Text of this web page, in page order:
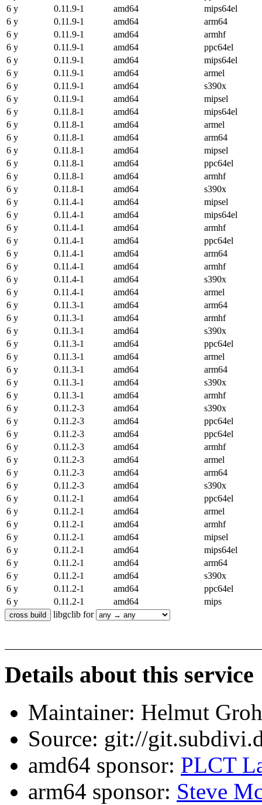
6 y
0.11.9-1 amd64
mips64el
6 y
0.11.9-1 amd64
arm64
6 y
0.11.9-1 amd64
armhf
6 y
0.11.9-1 amd64
ppc64el
6 y
0.11.9-1 amd64
mips64el
6 y
0.11.9-1 amd64
armel
6 y
0.11.9-1 amd64
s390x
6 y
0.11.9-1 amd64
mipsel
6 y
0.11.8-1 amd64
mips64el
6 y
0.11.8-1 amd64
armel
6 y
0.11.8-1 amd64
arm64
6 y
0.11.8-1 amd64
mipsel
6 y
0.11.8-1 amd64
ppc64el
6 y
0.11.8-1 amd64
armhf
6 y
0.11.8-1 amd64
s390x
6 y
0.11.4-1 amd64
mipsel
6 y
0.11.4-1 amd64
mips64el
6 y
0.11.4-1 amd64
armhf
6 y
0.11.4-1 amd64
ppc64el
6 y
0.11.4-1 amd64
arm64
6 y
0.11.4-1 amd64
armhf
6 y
0.11.4-1 amd64
s390x
6 y
0.11.4-1 amd64
armel
6 y
0.11.3-1 amd64
arm64
6 y
0.11.3-1 amd64
armhf
6 y
0.11.3-1 amd64
s390x
6 y
0.11.3-1 amd64
ppc64el
6 y
0.11.3-1 amd64
armel
6 y
0.11.3-1 amd64
arm64
6 y
0.11.3-1 amd64
s390x
6 y
0.11.3-1 amd64
armhf
6 y
0.11.2-3 amd64
s390x
6 y
0.11.2-3 amd64
ppc64el
6 y
0.11.2-3 amd64
ppc64el
6 y
0.11.2-3 amd64
armhf
6 y
0.11.2-3 amd64
armel
6 y
0.11.2-3 amd64
arm64
6 y
0.11.2-3 amd64
s390x
6 y
0.11.2-1 amd64
ppc64el
6 y
0.11.2-1 amd64
armel
6 y
0.11.2-1 amd64
armhf
6 y
0.11.2-1 amd64
mipsel
6 y
0.11.2-1 amd64
mips64el
6 y
0.11.2-1 amd64
arm64
6 y
0.11.2-1 amd64
s390x
6 y
0.11.2-1 amd64
ppc64el
6 y
0.11.2-1 amd64
mips
libgclib for
Details about this service
Maintainer: Helmut
Source: git://
amd64 sponsor: PLCT
arm64 sponsor: Steve